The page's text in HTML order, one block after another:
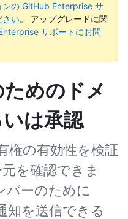
ンの GitHub Enterprise サ
さい。 アップグレードに関
サポートにお問
めのドメ
は承認
権の有効性を検証
を確認できま
バーのために
知を送信できる